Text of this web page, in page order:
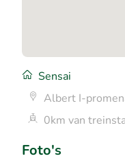
Foto's
Sensai
Albert I-
0km van